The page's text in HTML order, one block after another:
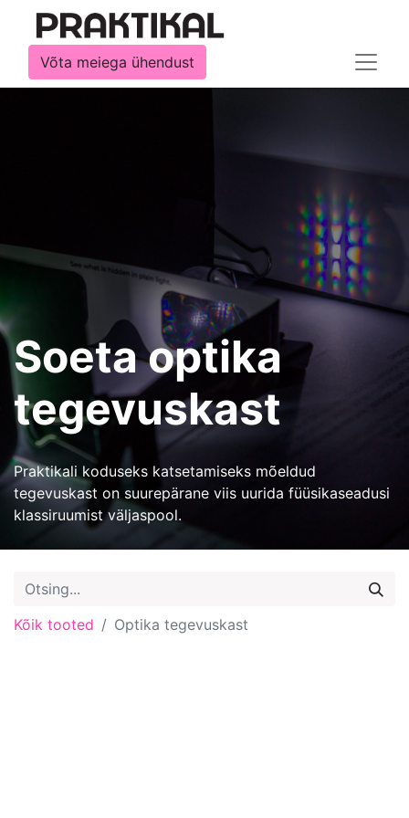
Võta meiega ühendust
Soeta optika
tegevuskast
Praktikali koduseks katsetamiseks mõeldud
tegevuskast on suurepärane viis uurida füüsikaseadusi
klassiruumist väljaspool.
Kõik tooted Optika tegevuskast